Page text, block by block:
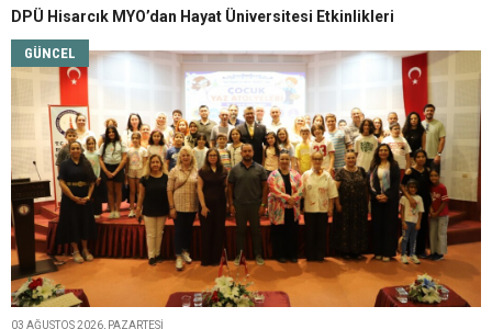
DPÜ Hisarcık MYO’dan Hayat Üniversitesi Etkinlikleri
GÜNCEL
03 AĞUSTOS 2026, PAZARTESI